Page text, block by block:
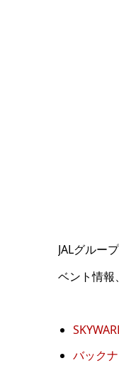
JALグルー
ベント情報
バック